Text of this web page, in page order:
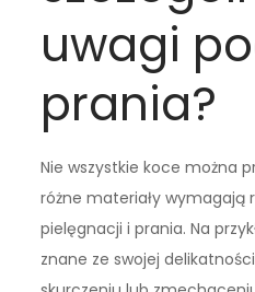
uwagi
prania?
Nie wszystkie koce można
różne materiały wymagają
pielęgnacji i prania. Na
znane ze swojej